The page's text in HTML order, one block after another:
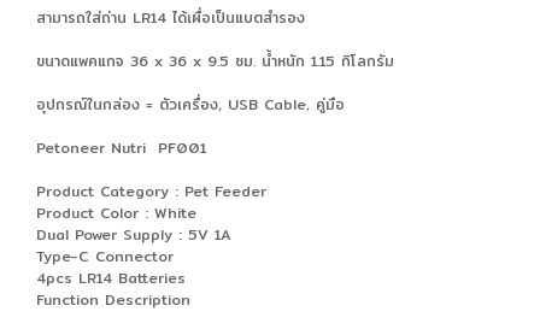
สามารถใส่ถ่าน LR14 ได้เผื่อเป็นแบตสำรอง
ขนาดแพคแกจ 36 x 36 x 9.5 ซม. น้ำหนัก 1.15 กิโลกรัม
อุปกรณ์ในกล่อง = ตัวเครื่อง, USB Cable, คู่มือ
Petoneer Nutri PF001
Product Category : Pet Feeder
Product Color : White
Dual Power Supply : 5V 1A
Type-C Connector
4pcs LR14 Batteries
Function Description